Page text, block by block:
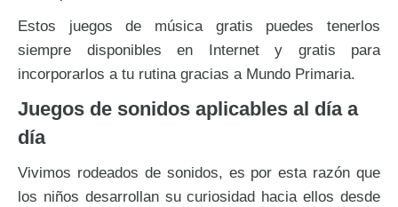
Estos juegos de música gratis puedes tenerlos
siempre disponibles en Internet y gratis para
incorporarlos a tu rutina gracias a Mundo Primaria.
Juegos de sonidos aplicables al día a
día
Vivimos rodeados de sonidos, es por esta razón que
los niños desarrollan su curiosidad hacia ellos desde